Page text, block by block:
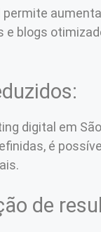
e blogs
digital em
é
de